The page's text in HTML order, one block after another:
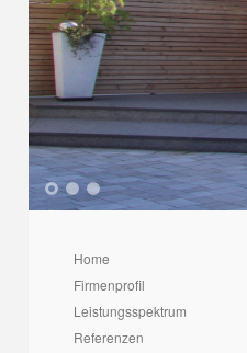
1 2 3
Home
Firmenprofil
Leistungsspektrum
Referenzen